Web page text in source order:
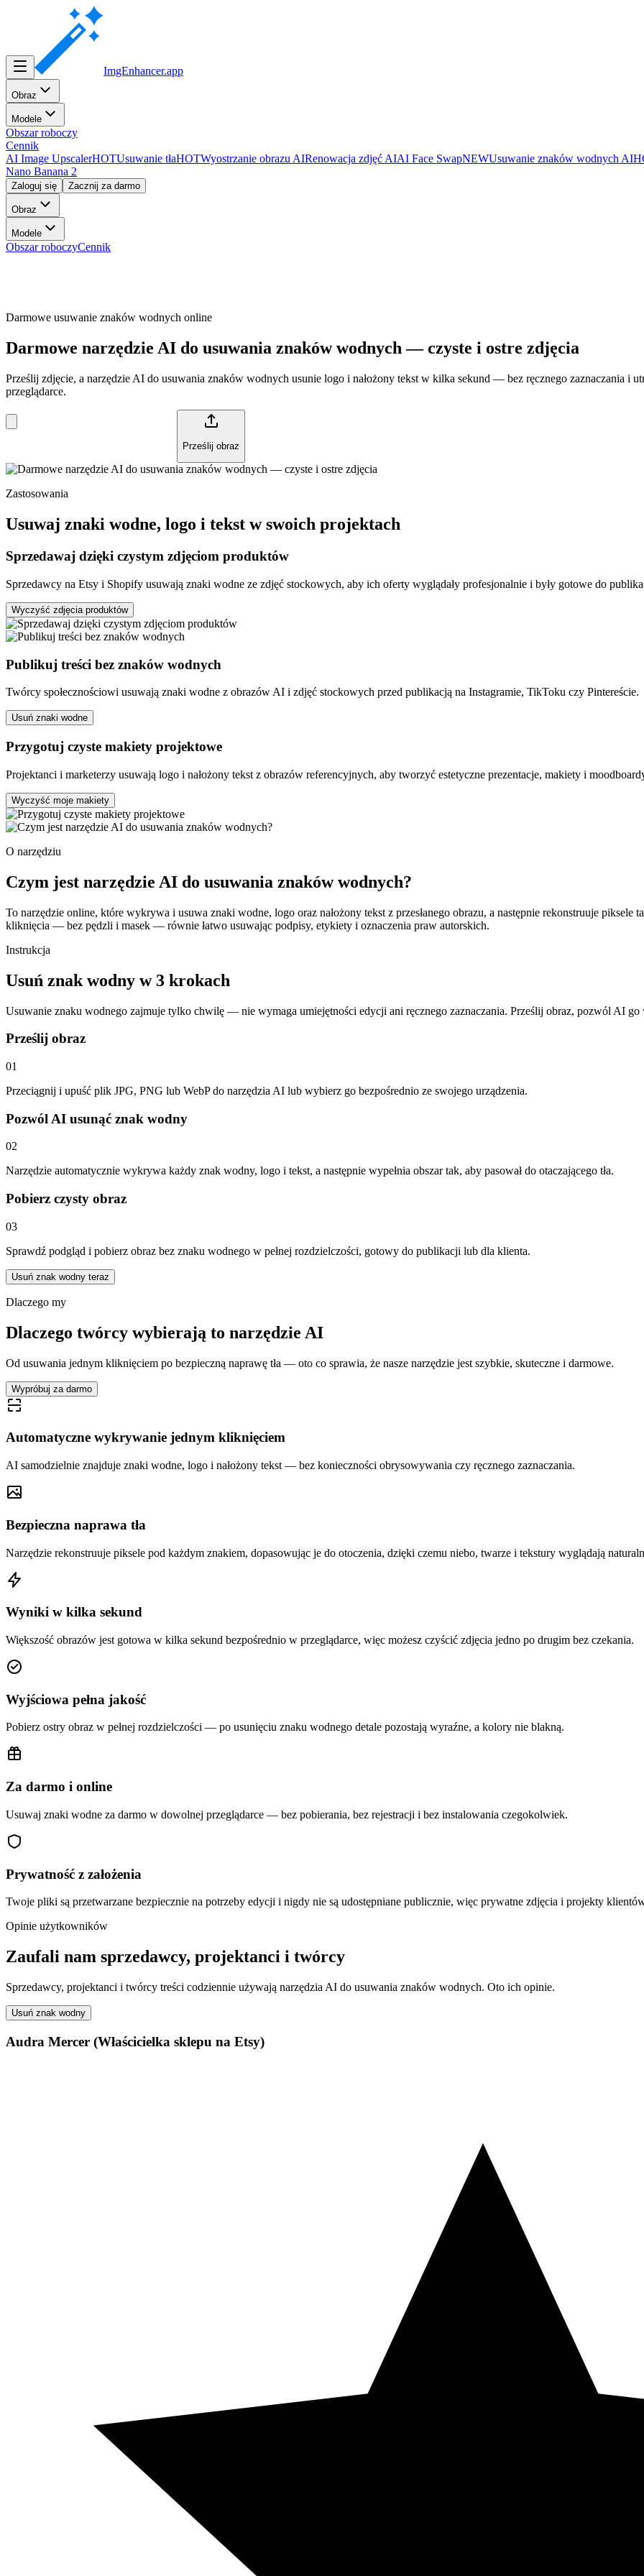
ImgEnhancer.app
Obraz
Modele
Obszar roboczy
Cennik
AI Image UpscalerHOTUsuwanie tłaHOTWyostrzanie obrazu AIRenowacja zdjęć AIAI Face SwapNEWUsuwanie znaków wodnych AI
Nano Banana 2
Zaloguj się Zacznij za darmo
Obraz
Modele
Obszar roboczyCennik
Darmowe usuwanie znaków wodnych online
Darmowe narzędzie AI do usuwania znaków wodnych — czyste i ostre zdjęcia
Prześlij zdjęcie, a narzędzie AI do usuwania znaków wodnych usunie logo i nałożony tekst w kilka sekund — bez ręcznego zaznaczania i
przeglądarce.
Prześlij obraz
Zastosowania
Usuwaj znaki wodne, logo i tekst w swoich projektach
Sprzedawaj dzięki czystym zdjęciom produktów
Sprzedawcy na Etsy i Shopify usuwają znaki wodne ze zdjęć stockowych, aby ich oferty wyglądały profesjonalnie i były gotowe do
Wyczyść zdjęcia produktów
Publikuj treści bez znaków wodnych
Twórcy społecznościowi usuwają znaki wodne z obrazów AI i zdjęć stockowych przed publikacją na Instagramie, TikToku czy Pintereście.
Usuń znaki wodne
Przygotuj czyste makiety projektowe
Projektanci i marketerzy usuwają logo i nałożony tekst z obrazów referencyjnych, aby tworzyć estetyczne prezentacje, makiety i
Wyczyść moje makiety
O narzędziu
Czym jest narzędzie AI do usuwania znaków wodnych?
To narzędzie online, które wykrywa i usuwa znaki wodne, logo oraz nałożony tekst z przesłanego obrazu, a następnie rekonstruuje piksele
kliknięcia — bez pędzli i masek — równie łatwo usuwając podpisy, etykiety i oznaczenia praw autorskich.
Instrukcja
Usuń znak wodny w 3 krokach
Usuwanie znaku wodnego zajmuje tylko chwilę — nie wymaga umiejętności edycji ani ręcznego zaznaczania. Prześlij obraz, pozwól AI
Prześlij obraz
01
Przeciągnij i upuść plik JPG, PNG lub WebP do narzędzia AI lub wybierz go bezpośrednio ze swojego urządzenia.
Pozwól AI usunąć znak wodny
02
Narzędzie automatycznie wykrywa każdy znak wodny, logo i tekst, a następnie wypełnia obszar tak, aby pasował do otaczającego tła.
Pobierz czysty obraz
03
Sprawdź podgląd i pobierz obraz bez znaku wodnego w pełnej rozdzielczości, gotowy do publikacji lub dla klienta.
Usuń znak wodny teraz
Dlaczego my
Dlaczego twórcy wybierają to narzędzie AI
Od usuwania jednym kliknięciem po bezpieczną naprawę tła — oto co sprawia, że nasze narzędzie jest szybkie, skuteczne i darmowe.
Wypróbuj za darmo
Automatyczne wykrywanie jednym kliknięciem
AI samodzielnie znajduje znaki wodne, logo i nałożony tekst — bez konieczności obrysowywania czy ręcznego zaznaczania.
Bezpieczna naprawa tła
Narzędzie rekonstruuje piksele pod każdym znakiem, dopasowując je do otoczenia, dzięki czemu niebo, twarze i tekstury wyglądają
Wyniki w kilka sekund
Większość obrazów jest gotowa w kilka sekund bezpośrednio w przeglądarce, więc możesz czyścić zdjęcia jedno po drugim bez czekania.
Wyjściowa pełna jakość
Pobierz ostry obraz w pełnej rozdzielczości — po usunięciu znaku wodnego detale pozostają wyraźne, a kolory nie blakną.
Za darmo i online
Usuwaj znaki wodne za darmo w dowolnej przeglądarce — bez pobierania, bez rejestracji i bez instalowania czegokolwiek.
Prywatność z założenia
Twoje pliki są przetwarzane bezpiecznie na potrzeby edycji i nigdy nie są udostępniane publicznie, więc prywatne zdjęcia i projekty
Opinie użytkowników
Zaufali nam sprzedawcy, projektanci i twórcy
Sprzedawcy, projektanci i twórcy treści codziennie używają narzędzia AI do usuwania znaków wodnych. Oto ich opinie.
Usuń znak wodny
Audra Mercer (Właścicielka sklepu na Etsy)